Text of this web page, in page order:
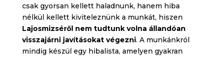
csak gyorsan kellett haladnunk, hanem hiba
nélkül kellett kiviteleznünk a munkát, hiszen
Lajosmizséről nem tudtunk volna állandóan
visszajárni javításokat végezni. A munkánkról
mindig készül egy hibalista, amelyen gyakran